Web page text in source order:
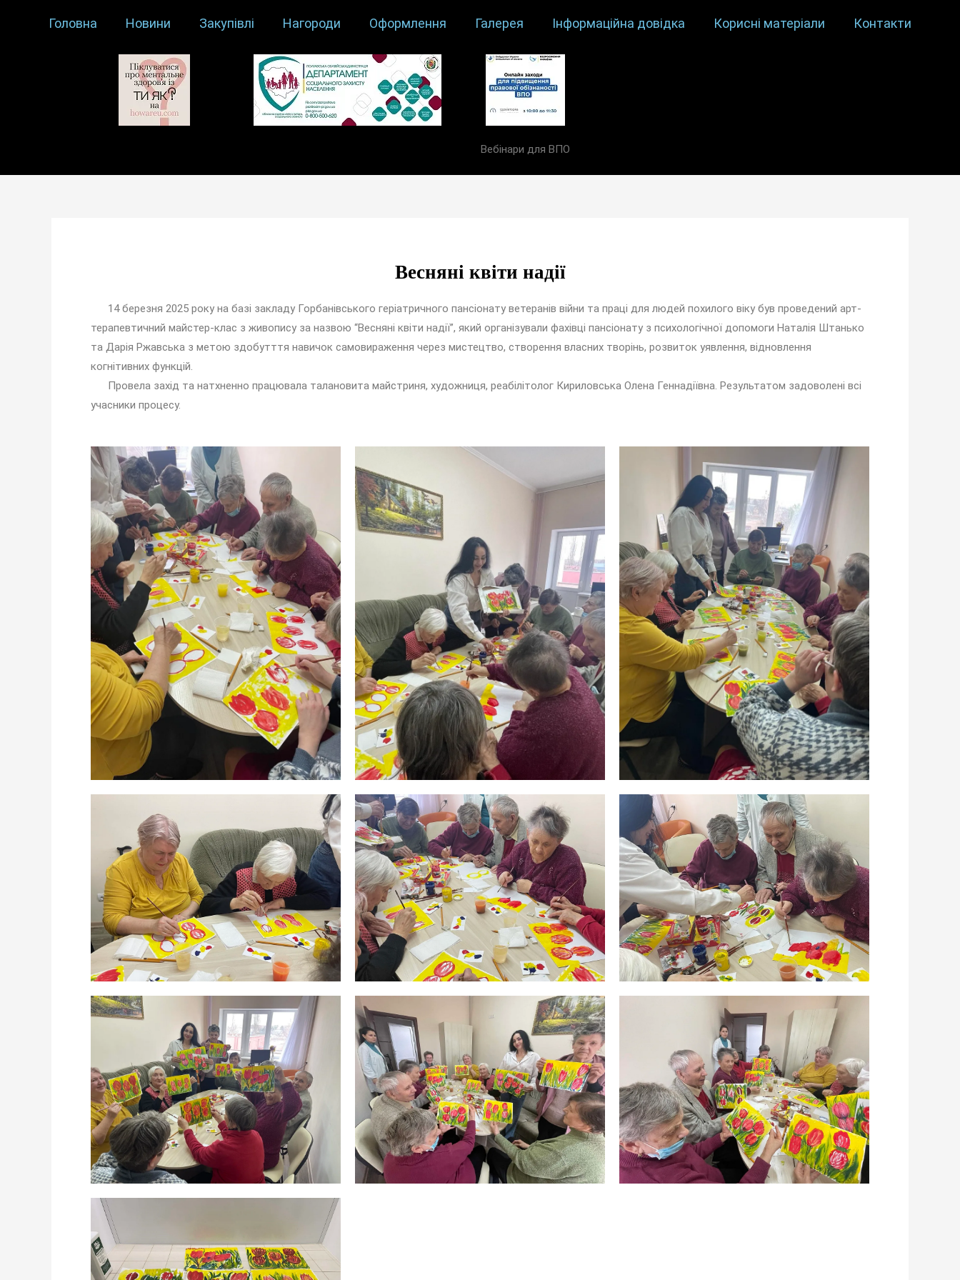
Головна Новини Закупівлі Нагороди Оформлення Галерея Інформаційна довідка Корисні матеріали Контакти
Вебінари для ВПО
Весняні квіти надії
14 березня 2025 року на базі закладу Горбанівського геріатричного пансіонату ветеранів війни та праці для людей похилого віку був проведений арт-
терапевтичний майстер-клас з живопису за назвою “Весняні квіти надії”, який організували фахівці пансіонату з психологічної допомоги Наталія Штанько
та Дарія Ржавська з метою здобутття навичок самовираження через мистецтво, створення власних творінь, розвиток уявлення, відновлення
когнітивних функцій.
Провела захід та натхненно працювала талановита майстриня, художниця, реабілітолог Кириловська Олена Геннадіївна. Результатом задоволені всі
учасники процесу.